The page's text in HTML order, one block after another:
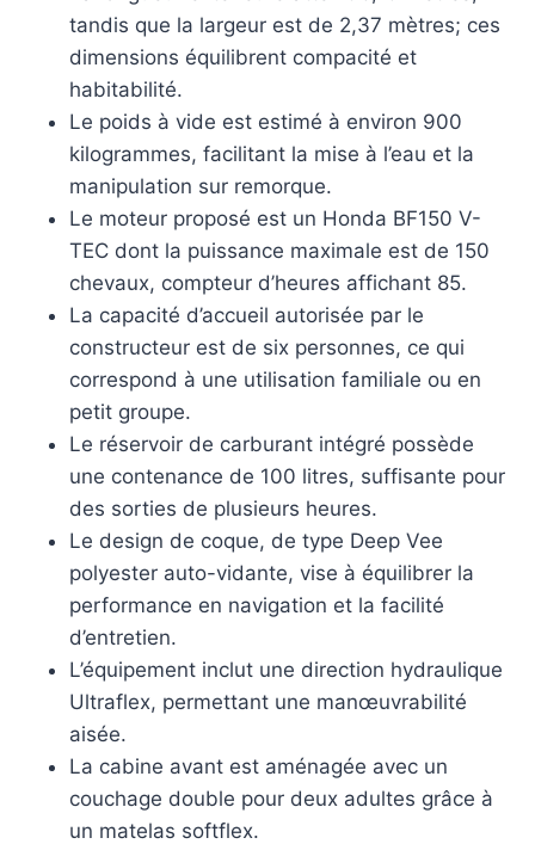
tandis que la largeur est de 2,37 mètres; ces
dimensions équilibrent compacité et
habitabilité.
Le poids à vide est estimé à environ 900
kilogrammes, facilitant la mise à l’eau et la
manipulation sur remorque.
Le moteur proposé est un Honda BF150 V-
TEC dont la puissance maximale est de 150
chevaux, compteur d’heures affichant 85.
La capacité d’accueil autorisée par le
constructeur est de six personnes, ce qui
correspond à une utilisation familiale ou en
petit groupe.
Le réservoir de carburant intégré possède
une contenance de 100 litres, suffisante pour
des sorties de plusieurs heures.
Le design de coque, de type Deep Vee
polyester auto-vidante, vise à équilibrer la
performance en navigation et la facilité
d’entretien.
L’équipement inclut une direction hydraulique
Ultraflex, permettant une manœuvrabilité
aisée.
La cabine avant est aménagée avec un
couchage double pour deux adultes grâce à
un matelas softflex.